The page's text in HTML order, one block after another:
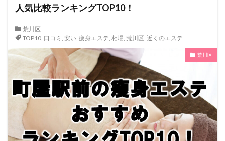
人気比較ランキングTOP10！
荒川区
TOP10, 口コミ , 安い, 痩身エステ, 相場, 荒川区, 近くのエステ
荒川区